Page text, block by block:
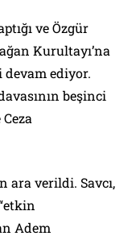
ve Özgür
Kurultayı’na
ediyor.
beşinci
ara verildi. Savcı,
Adem